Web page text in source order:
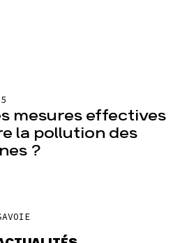
mesures effectives
la pollution des
?